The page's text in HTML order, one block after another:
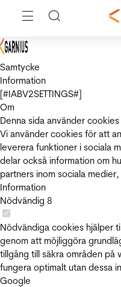
Samtycke
Information
[#IABV2SETTINGS#]
Om
Denna sida använder cookies
Vi använder cookies för att
leverera funktioner i sociala
delar också information om
partners inom sociala
Information
Nödvändig 8
Nödvändiga cookies hjälper
genom att möjliggöra
tillgång till säkra områden
fungera optimalt utan dessa
Google